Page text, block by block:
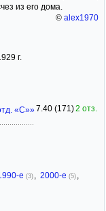
из его дома.
© alex1970
г.
«С»»7.40 (171)2 отз.
е (3) , 2000-е (5) ,